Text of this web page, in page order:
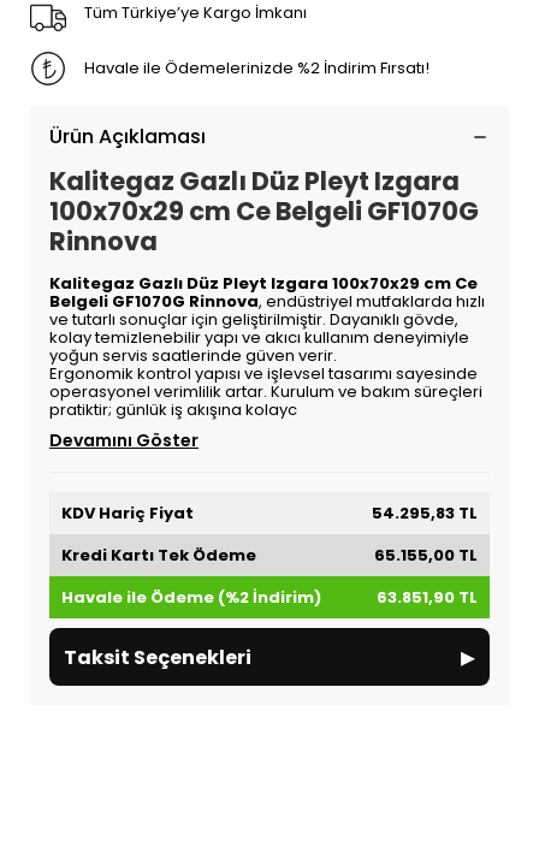
Tüm Türkiye’ye Kargo İmkanı
Havale ile Ödemelerinizde %2 İndirim Fırsatı!
Ürün Açıklaması
Kalitegaz Gazlı Düz Pleyt Izgara
100x70x29 cm Ce Belgeli GF1070G
Rinnova
Kalitegaz Gazlı Düz Pleyt Izgara 100x70x29 cm Ce
Belgeli GF1070G Rinnova, endüstriyel mutfaklarda hızlı
ve tutarlı sonuçlar için geliştirilmiştir. Dayanıklı gövde,
kolay temizlenebilir yapı ve akıcı kullanım deneyimiyle
yoğun servis saatlerinde güven verir.
Ergonomik kontrol yapısı ve işlevsel tasarımı sayesinde
operasyonel verimlilik artar. Kurulum ve bakım süreçleri
pratiktir; günlük iş akışına kolayc
Devamını Göster
KDV Hariç Fiyat
54.295,83 TL
Kredi Kartı Tek Ödeme
65.155,00 TL
Havale ile Ödeme (%2 İndirim)
63.851,90 TL
Taksit Seçenekleri ▸